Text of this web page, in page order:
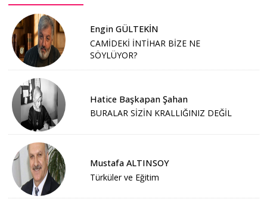
Engin GÜLTEKİN
CAMİDEKİ İNTİHAR BİZE NE
SÖYLÜYOR?
Hatice Başkapan Şahan
BURALAR SİZİN KRALLIĞINIZ DEĞİL
Mustafa ALTINSOY
Türküler ve Eğitim